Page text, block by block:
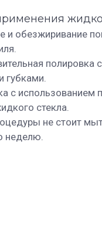
и обезжиривание
полировка
губками.
с использованием
стекла.
не стоит
неделю.